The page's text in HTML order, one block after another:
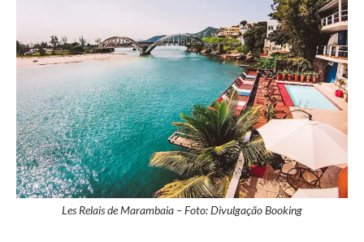
Les Relais de Marambaia – Foto: Divulgação Booking